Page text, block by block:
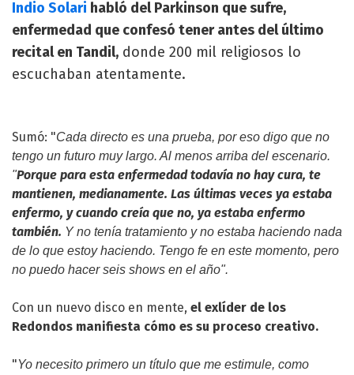
Indio Solari habló del Parkinson que sufre,
enfermedad que confesó tener antes del último
recital en Tandil, donde 200 mil religiosos lo
escuchaban atentamente.
Sumó: "Cada directo es una prueba, por eso digo que no
tengo un futuro muy largo. Al menos arriba del escenario.
"Porque para esta enfermedad todavía no hay cura, te
mantienen, medianamente. Las últimas veces ya estaba
enfermo, y cuando creía que no, ya estaba enfermo
también. Y no tenía tratamiento y no estaba haciendo nada
de lo que estoy haciendo. Tengo fe en este momento, pero
no puedo hacer seis shows en el año".
Con un nuevo disco en mente, el exlíder de los
Redondos manifiesta cómo es su proceso creativo.
"Yo necesito primero un título que me estimule, como